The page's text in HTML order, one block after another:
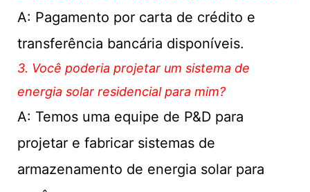
A: Pagamento por carta de crédito e
transferência bancária disponíveis.
3. Você poderia projetar um sistema de
energia solar residencial para mim?
A: Temos uma equipe de P&D para
projetar e fabricar sistemas de
armazenamento de energia solar para